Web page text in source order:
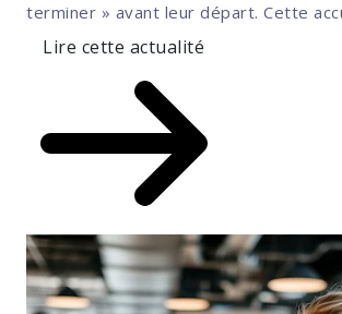
terminer » avant leur départ. Cette
Lire cette actualité